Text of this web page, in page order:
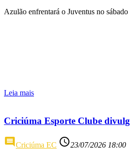
Azulão enfrentará o Juventus no
Leia mais
Criciúma Esporte Clube
commentCriciúma EC access_time23/07/2026 18:00